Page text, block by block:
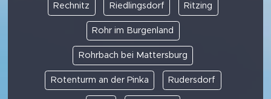
Rechnitz Riedlingsdorf Ritzing
Rohr im Burgenland
Rohrbach bei Mattersburg
Rotenturm an der Pinka Rudersdorf